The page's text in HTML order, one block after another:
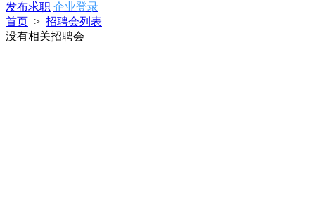
发布求职 企业登录
首页 > 招聘会列表
没有相关招聘会